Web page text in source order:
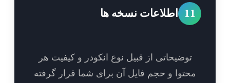
اطلاعات نسخه ها
توضیحاتی از قبیل نوع انکودر و کیفیت هر
و حجم فایل آن برای شما قرار گرفته